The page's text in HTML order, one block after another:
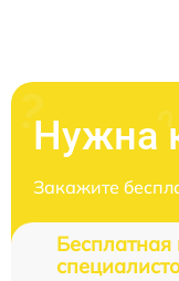
Нужна
Закажите
Бесплатная